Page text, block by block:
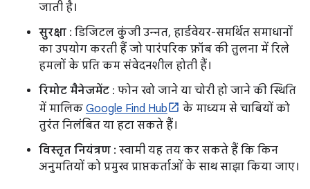
जाती है।
सुरक्षा : डिजिटल कुंजी उन्नत, हार्डवेयर-समर्थित समाधानों
का उपयोग करती हैं जो पारंपरिक फ़ॉब की तुलना में रिले
हमलों के प्रति कम संवेदनशील होती हैं।
रिमोट मैनेजमेंट : फोन खो जाने या चोरी हो जाने की स्थिति
में मालिक Google Find Hub
के माध्यम से चाबियों को
तुरंत निलंबित या हटा सकते हैं।
विस्तृत नियंत्रण : स्वामी यह तय कर सकते हैं कि किन
अनुमतियों को प्रमुख प्राप्तकर्ताओं के साथ साझा किया जाए।